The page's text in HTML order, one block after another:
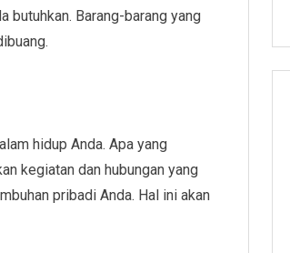
butuhkan. Barang-barang yang
hidup Anda. Apa yang
kegiatan dan hubungan yang
pribadi Anda. Hal ini akan